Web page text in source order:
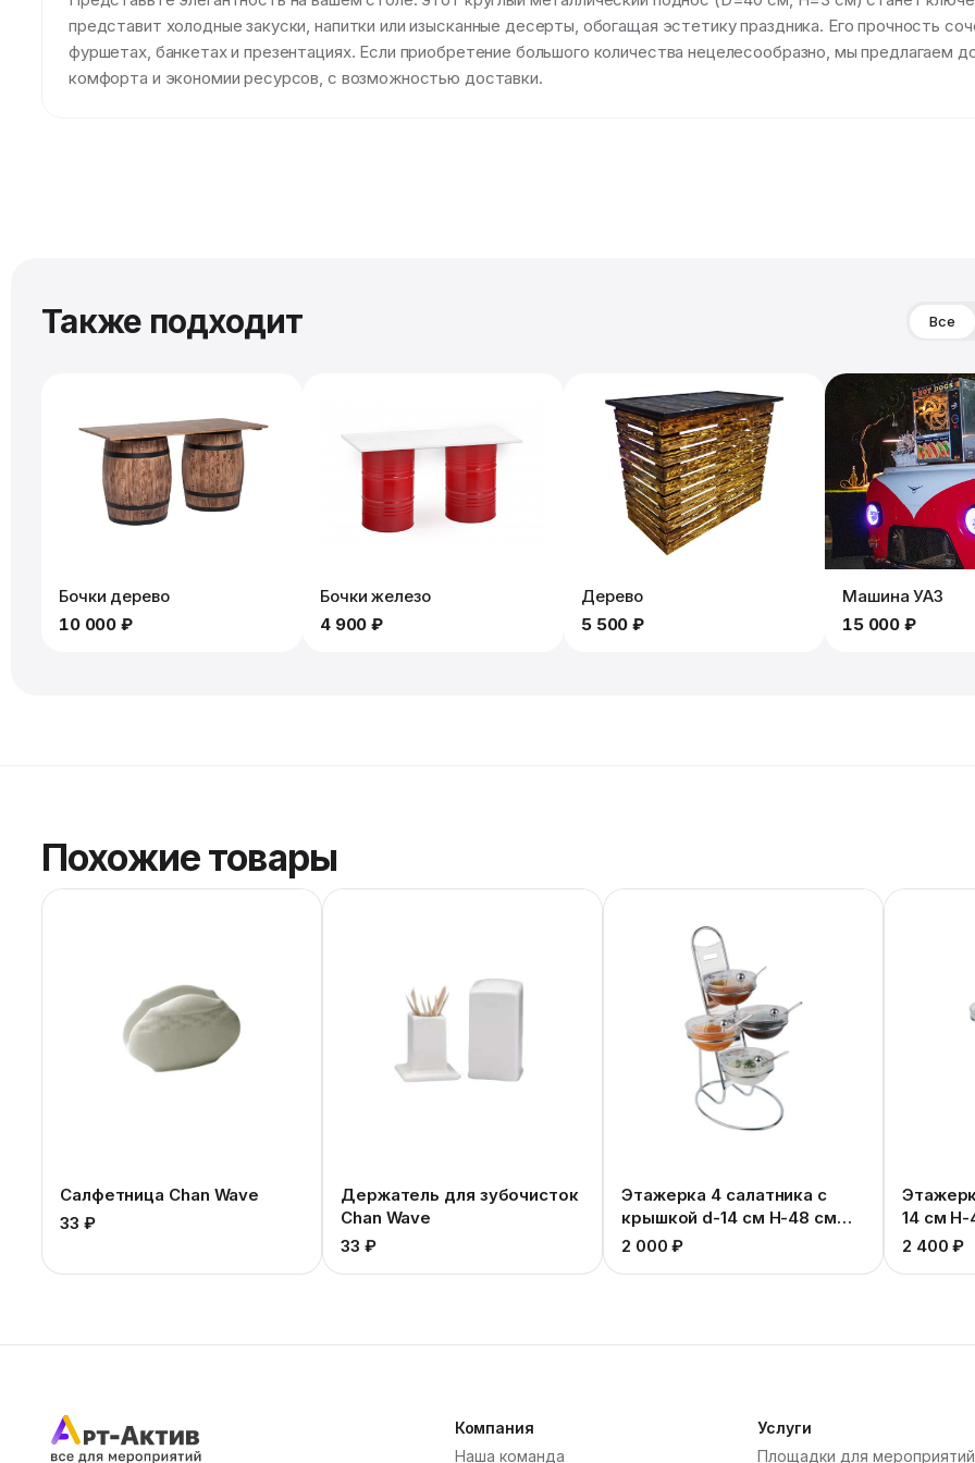
представит холодные закуски, напитки или изысканные десерты, обогащая эстетику праздника. Его прочность
фуршетах, банкетах и презентациях. Если приобретение большого количества нецелесообразно, мы предлагаем
комфорта и экономии ресурсов, с возможностью доставки.
Также подходит Все
Бочки дерево
10 000 ₽
Бочки железо
4 900 ₽
Дерево
5 500 ₽
Машина УАЗ
15 000 ₽
Похожие товары
Салфетница Chan Wave
33 ₽
Держатель для зубочисток
Chan Wave
33 ₽
Этажерка 4 салатника с
крышкой d-14 см Н-48 см
В-30 см
2 000 ₽
14 см
2 400 ₽
Компания
Наша команда
Услуги
Площадки для мероприятий